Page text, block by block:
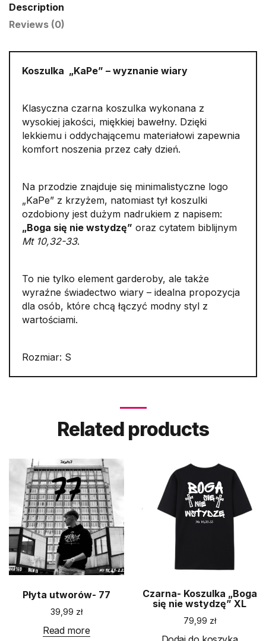
Description
Reviews (0)
Koszulka „KaPe” – wyznanie wiary
Klasyczna czarna koszulka wykonana z
wysokiej jakości, miękkiej bawełny. Dzięki
lekkiemu i oddychającemu materiałowi zapewnia
komfort noszenia przez cały dzień.
Na przodzie znajduje się minimalistyczne logo
„KaPe” z krzyżem, natomiast tył koszulki
ozdobiony jest dużym nadrukiem z napisem:
„Boga się nie wstydzę” oraz cytatem biblijnym
Mt 10,32-33.
To nie tylko element garderoby, ale także
wyraźne świadectwo wiary – idealna propozycja
dla osób, które chcą łączyć modny styl z
wartościami.
Rozmiar: S
Related products
Płyta utworów- 77
39,99 zł
Read more
Czarna- Koszulka „Boga
się nie wstydzę” XL
79,99 zł